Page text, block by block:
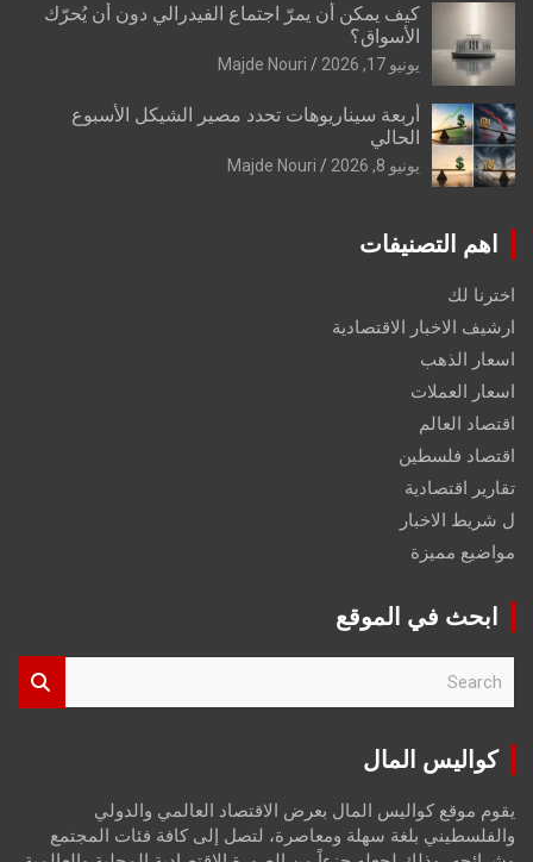
كيف يمكن أن يمرّ اجتماع الفيدرالي دون أن يُحرّك
الأسواق؟
يونيو 17, 2026 Majde Nouri
أربعة سيناريوهات تحدد مصير الشيكل الأسبوع
الحالي
يونيو 8, 2026 Majde Nouri
اهم التصنيفات
اخترنا لك
ارشيف الاخبار الاقتصادية
اسعار الذهب
اسعار العملات
اقتصاد العالم
اقتصاد فلسطين
تقارير اقتصادية
ل شريط الاخبار
مواضيع مميزة
ابحث في الموقع
r
كواليس المال
يقوم موقع كواليس المال بعرض الاقتصاد العالمي والدولي
والفلسطيني بلغة سهلة ومعاصرة، لتصل إلى كافة فئات المجتمع